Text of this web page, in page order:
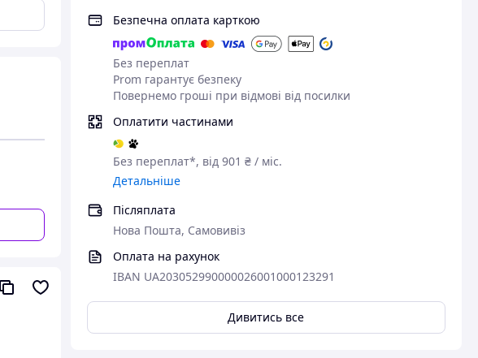
Безпечна оплата карткою
Без переплат
Prom гарантує безпеку
Повернемо гроші при відмові від посилки
Оплатити частинами
Без переплат*, від 901 ₴ / міс.
Детальніше
Післяплата
Нова Пошта, Самовивіз
Оплата на рахунок
IBAN UA203052990000026001000123291
Дивитись все